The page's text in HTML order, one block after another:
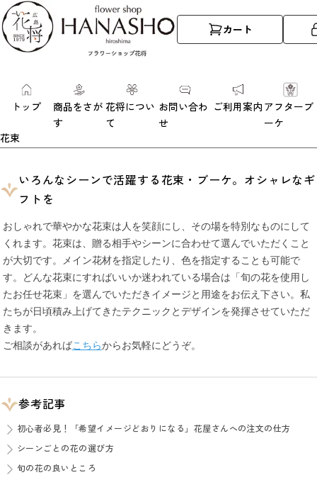
カート
トップ
商品をさが
す
花将につい
て
お問い合わ
せ
ご利用案内 アフターブ
ーケ
花束
いろんなシーンで活躍する花束・ブーケ。オシャレなギ
フトを
おしゃれで華やかな花束は人を笑顔にし、その場を特別なものにして
くれます。花束は、贈る相手やシーンに合わせて選んでいただくこと
が大切です。
メイン花材を指定したり、色を指定することも可能で
す。どんな花束にすればいいか迷われている場合は「旬の花を使用し
たお任せ花束」を選んでいただきイメージと用途をお伝え下さい。私
たちが日頃積み上げてきたテクニックとデザインを発揮させていただ
きます。
ご相談があればこちらからお気軽にどうぞ。
参考記事
初心者必見！「希望イメージどおりになる」花屋さんへの注文の仕方
シーンごとの花の選び方
旬の花の良いところ